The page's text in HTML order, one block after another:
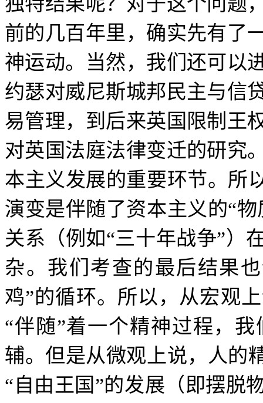
前的几百年里，确实先有了
神运动。当然，我们还可以
约瑟对威尼斯城邦民主与信
易管理，到后来英国限制王
对英国法庭法律变迁的研究
本主义发展的重要环节。所
演变是伴随了资本主义的“物
关系（例如“三十年战争”）
杂。我们考查的最后结果
鸡”的循环。所以，从宏观
“伴随”着一个精神过程，
辅。但是从微观上说，人的
“自由王国 ”的发展（即摆脱